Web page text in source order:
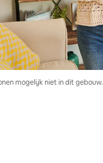
mogelijk niet in dit gebouw.